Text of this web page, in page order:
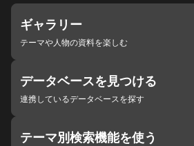
ギャラリー
テーマや人物の資料を楽しむ
データベースを見つける
連携しているデータベースを探す
テーマ別検索機能を使う